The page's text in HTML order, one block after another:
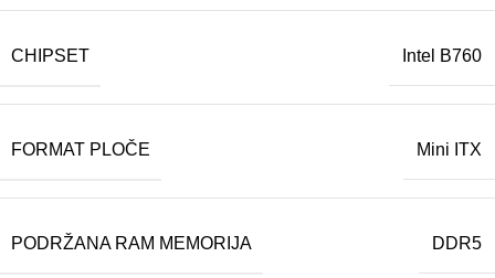
CHIPSET Intel B760
FORMAT PLOČE Mini ITX
PODRŽANA RAM MEMORIJA DDR5